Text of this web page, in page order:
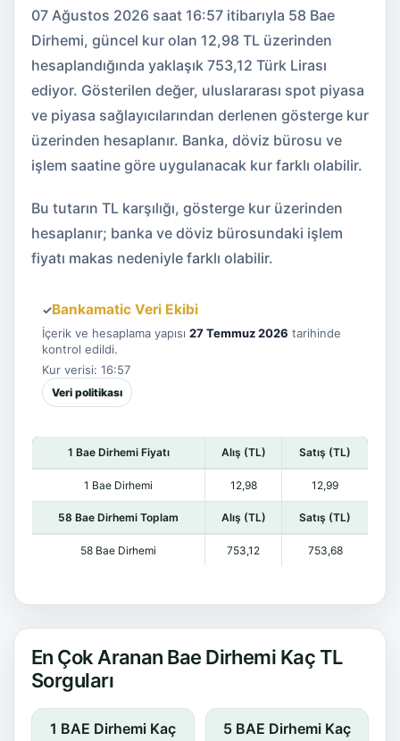
07 Ağustos 2026 saat 16:57 itibarıyla 58 Bae
Dirhemi, güncel kur olan 12,98 TL üzerinden
hesaplandığında yaklaşık 753,12 Türk Lirası
ediyor. Gösterilen değer, uluslararası spot piyasa
ve piyasa sağlayıcılarından derlenen gösterge kur
üzerinden hesaplanır. Banka, döviz bürosu ve
işlem saatine göre uygulanacak kur farklı olabilir.
Bu tutarın TL karşılığı, gösterge kur üzerinden
hesaplanır; banka ve döviz bürosundaki işlem
fiyatı makas nedeniyle farklı olabilir.
✓Bankamatic Veri Ekibi
İçerik ve hesaplama yapısı 27 Temmuz 2026 tarihinde
kontrol edildi.
Kur verisi: 16:57
Veri politikası
1 Bae Dirhemi Fiyatı Alış (TL) Satış (TL)
1 Bae Dirhemi 12,98 12,99
58 Bae Dirhemi Toplam Alış (TL) Satış (TL)
58 Bae Dirhemi 753,12 753,68
En Çok Aranan Bae Dirhemi Kaç TL
Sorguları
1 BAE Dirhemi Kaç
5 BAE Dirhemi Kaç